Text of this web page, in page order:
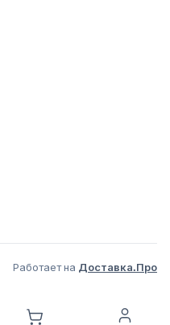
Работает на Доставка.Про